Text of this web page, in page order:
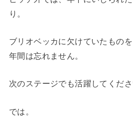
り。
ブリオベッカに欠けていたもの
年間は忘れません。
次のステージでも活躍してくださ
では。